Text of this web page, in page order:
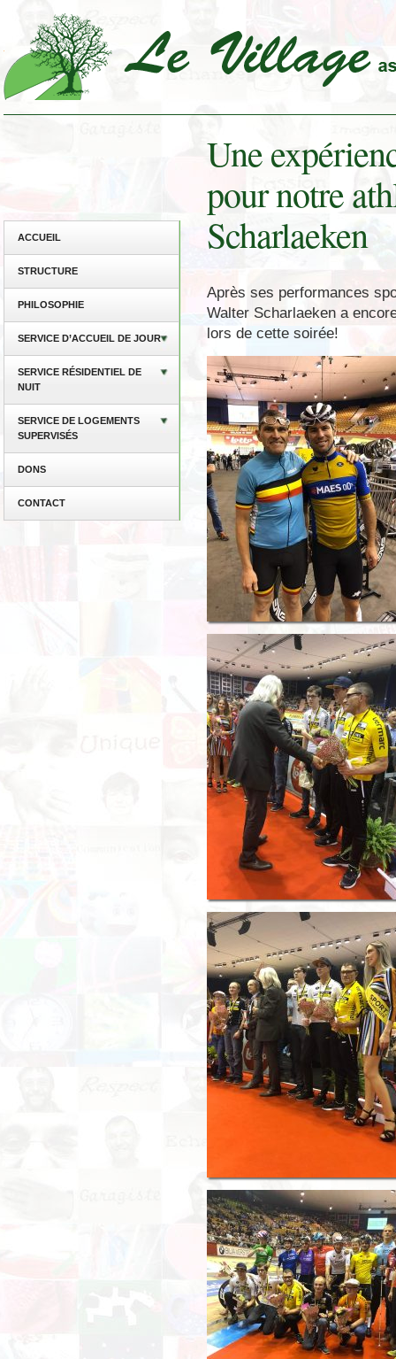
Une
pour notre
Scharlaeken
ACCUEIL
STRUCTURE
PHILOSOPHIE
SERVICE D’ACCUEIL DE JOUR
SERVICE RÉSIDENTIEL DE
NUIT
SERVICE DE LOGEMENTS
SUPERVISÉS
DONS
CONTACT
Après ses performances
Walter Scharlaeken a
lors de cette soirée!